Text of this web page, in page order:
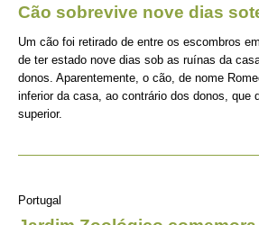
Cão sobrevive nove dias
Um cão foi retirado de entre os escombros
de ter estado nove dias sob as ruínas da
donos. Aparentemente, o cão, de nome
inferior da casa, ao contrário dos donos, que
superior.
Portugal